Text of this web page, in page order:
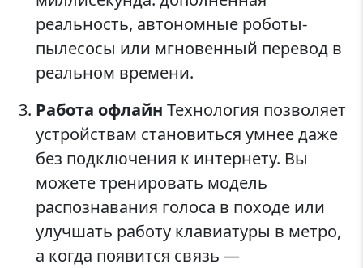
реальность, автономные роботы-
пылесосы или мгновенный перевод в
реальном времени.
Работа офлайн Технология позволяет
устройствам становиться умнее даже
без подключения к интернету. Вы
можете тренировать модель
распознавания голоса в походе или
улучшать работу клавиатуры в метро,
а когда появится связь —